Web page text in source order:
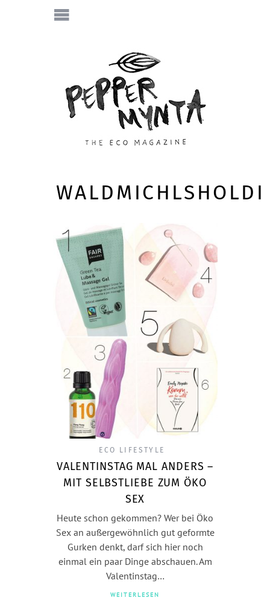
WALDMICHLSHOLDI
ECO LIFESTYLE
VALENTINSTAG MAL ANDERS –
MIT SELBSTLIEBE ZUM ÖKO
SEX
Heute schon gekommen? Wer bei Öko
Sex an außergewöhnlich gut geformte
Gurken denkt, darf sich hier noch
einmal ein paar Dinge abschauen. Am
Valentinstag…
WEITERLESEN